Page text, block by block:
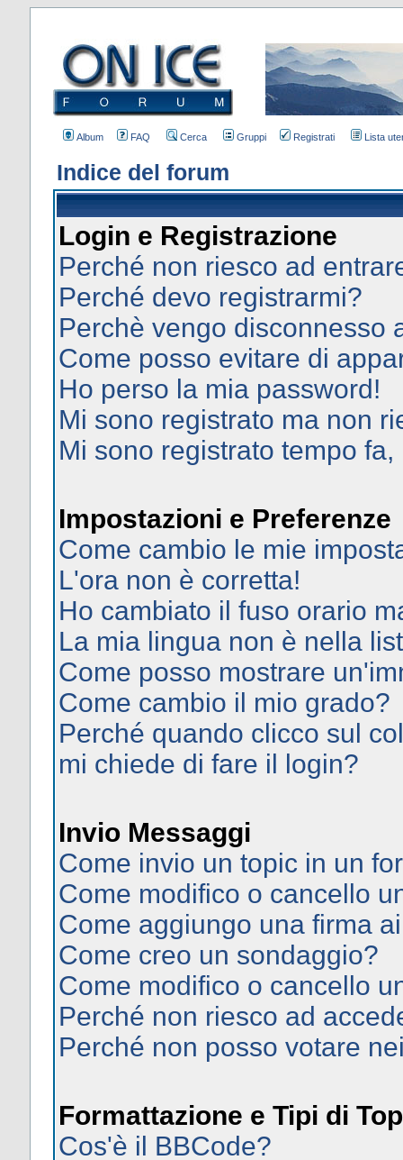
Album FAQ Cerca Gruppi Registrati Lista
Indice del forum
Login e Registrazione
Perché non riesco ad
Perché devo registrarmi?
Perchè vengo disconnesso
Come posso evitare di
Ho perso la mia password!
Mi sono registrato ma non
Mi sono registrato tempo
Impostazioni e Preferenze
Come cambio le mie
L'ora non è corretta!
Ho cambiato il fuso orario
La mia lingua non è nella
Come posso mostrare
Come cambio il mio grado?
Perché quando clicco sul
mi chiede di fare il login?
Invio Messaggi
Come invio un topic in un
Come modifico o cancello
Come aggiungo una firma
Come creo un sondaggio?
Come modifico o cancello
Perché non riesco ad
Perché non posso votare
Formattazione e Tipi di
Cos'è il BBCode?